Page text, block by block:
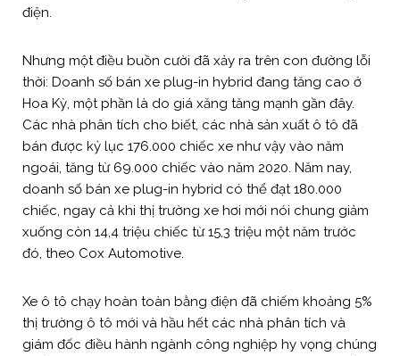
điện.
Nhưng một điều buồn cười đã xảy ra trên con đường lỗi
thời: Doanh số bán xe plug-in hybrid đang tăng cao ở
Hoa Kỳ, một phần là do giá xăng tăng mạnh gần đây.
Các nhà phân tích cho biết, các nhà sản xuất ô tô đã
bán được kỷ lục 176.000 chiếc xe như vậy vào năm
ngoái, tăng từ 69.000 chiếc vào năm 2020. Năm nay,
doanh số bán xe plug-in hybrid có thể đạt 180.000
chiếc, ngay cả khi thị trường xe hơi mới nói chung giảm
xuống còn 14,4 triệu chiếc từ 15,3 triệu một năm trước
đó, theo Cox Automotive.
Xe ô tô chạy hoàn toàn bằng điện đã chiếm khoảng 5%
thị trường ô tô mới và hầu hết các nhà phân tích và
giám đốc điều hành ngành công nghiệp hy vọng chúng